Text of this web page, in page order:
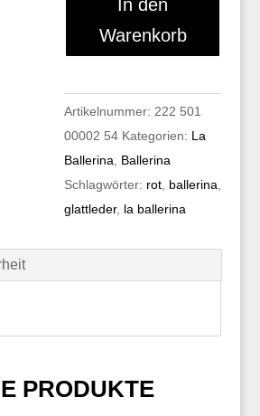
In den
Warenkorb
Artikelnummer: 222 501
00002 54 Kategorien: La
Ballerina
Ballerina
Schlagwörter: rot ballerina
glattleder, la ballerina
PRODUKTE